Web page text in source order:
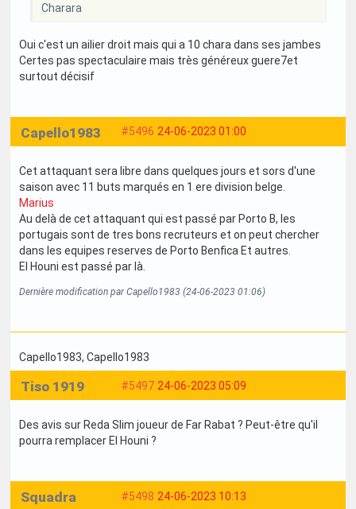
Charara
Oui c'est un ailier droit mais qui a 10 chara dans ses jambes
Certes pas spectaculaire mais très généreux guere7et
surtout décisif
#5496 24-06-2023 01:00
Capello1983
Cet attaquant sera libre dans quelques jours et sors d'une
saison avec 11 buts marqués en 1 ere division belge.
Marius
Au delà de cet attaquant qui est passé par Porto B, les
portugais sont de tres bons recruteurs et on peut chercher
dans les equipes reserves de Porto Benfica Et autres.
El Houni est passé par là.
Dernière modification par Capello1983 (24-06-2023 01:06)
Capello1983, Capello1983
#5497 24-06-2023 05:09
Tiso 1919
Des avis sur Reda Slim joueur de Far Rabat ? Peut-être qu'il
pourra remplacer El Houni ?
#5498 24-06-2023 10:13
Squadra